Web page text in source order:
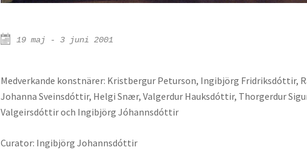
19 maj - 3 juni 2001
Medverkande konstnärer: Kristbergur Peturson, Ingibjörg Fridriksdóttir,
Johanna Sveinsdóttir, Helgi Snær, Valgerdur Hauksdóttir, Thorgerdur
Valgeirsdóttir och Ingibjörg Jóhannsdóttir
Curator: Ingibjörg Johannsdóttir